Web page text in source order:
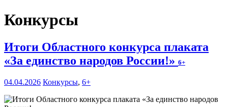
Конкурсы
Итоги Областного конкурса плаката
«За единство народов России!» 6+
04.04.2026 Конкурсы, 6+